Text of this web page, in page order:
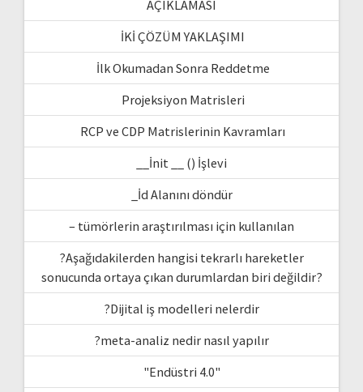
AÇIKLAMASI
İKİ ÇÖZÜM YAKLAŞIMI
İlk Okumadan Sonra Reddetme
Projeksiyon Matrisleri
RCP ve CDP Matrislerinin Kavramları
__İnit __ () İşlevi
_İd Alanını döndür
– tümörlerin araştırılması için kullanılan
?Aşağıdakilerden hangisi tekrarlı hareketler
sonucunda ortaya çıkan durumlardan biri değildir?
?Dijital iş modelleri nelerdir
?meta-analiz nedir nasıl yapılır
"Endüstri 4.0"